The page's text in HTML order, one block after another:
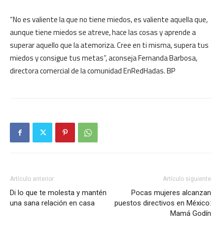
“No es valiente la que no tiene miedos, es valiente aquella que,
aunque tiene miedos se atreve, hace las cosas y aprende a
superar aquello que la atemoriza. Cree en ti misma, supera tus
miedos y consigue tus metas”, aconseja Fernanda Barbosa,
directora comercial de la comunidad EnRedHadas. BP
Artículo anterior
Di lo que te molesta y mantén
una sana relación en casa
Artículo siguiente
Pocas mujeres alcanzan
puestos directivos en México:
Mamá Godín